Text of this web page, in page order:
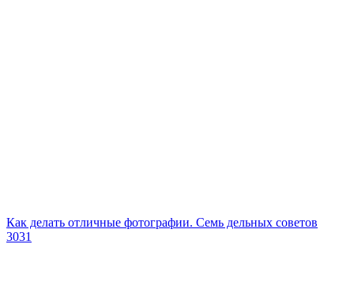
Как делать отличные фотографии. Семь дельных советов
3031